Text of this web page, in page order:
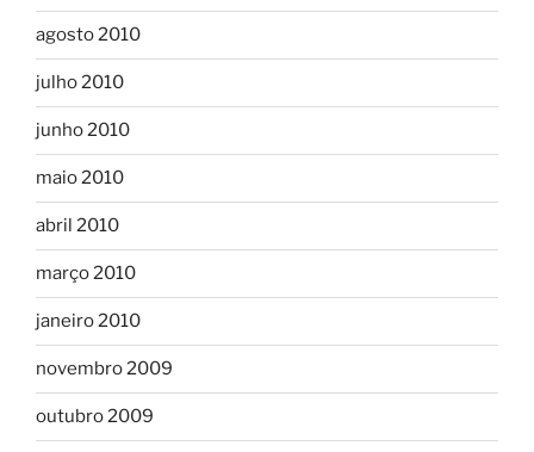
agosto 2010
julho 2010
junho 2010
maio 2010
abril 2010
março 2010
janeiro 2010
novembro 2009
outubro 2009